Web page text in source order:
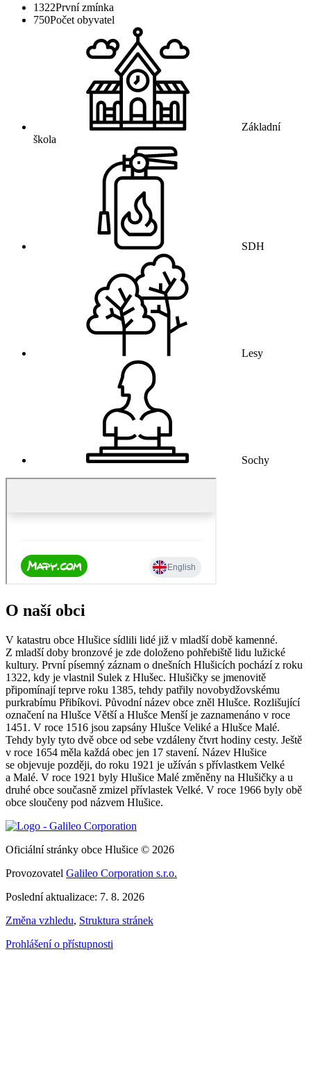
1322První zmínka
750Počet obyvatel
Základní
škola
SDH
Lesy
Sochy
O naší obci
V katastru obce Hlušice sídlili lidé již v mladší době kamenné.
Z mladší doby bronzové je zde doloženo pohřebiště lidu lužické
kultury. První písemný záznam o dnešních Hlušicích pochází z roku
1322, kdy je vlastnil Sulek z Hlušec. Hlušičky se jmenovitě
připomínají teprve roku 1385, tehdy patřily novobydžovskému
purkrabímu Přibíkovi. Původní název obce zněl Hlušce. Rozlišující
označení na Hlušce Větší a Hlušce Menší je zaznamenáno v roce
1451. V roce 1516 jsou zapsány Hlušce Veliké a Hlušce Malé.
Tehdy byly tyto dvě obce od sebe vzdáleny čtvrt hodiny cesty. Ještě
v roce 1654 měla každá obec jen 17 stavení. Název Hlušice
se objevuje později, do roku 1921 je užíván s přívlastkem Velké
a Malé. V roce 1921 byly Hlušice Malé změněny na Hlušičky a u
druhé obce současně zmizel přívlastek Velké. V roce 1966 byly obě
obce sloučeny pod názvem Hlušice.
Oficiální stránky obce Hlušice © 2026
Provozovatel Galileo Corporation s.r.o.
Poslední aktualizace: 7. 8. 2026
Změna vzhledu, Struktura stránek
Prohlášení o přístupnosti